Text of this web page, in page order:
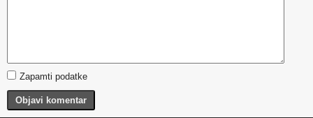
Zapamti podatke
Objavi komentar